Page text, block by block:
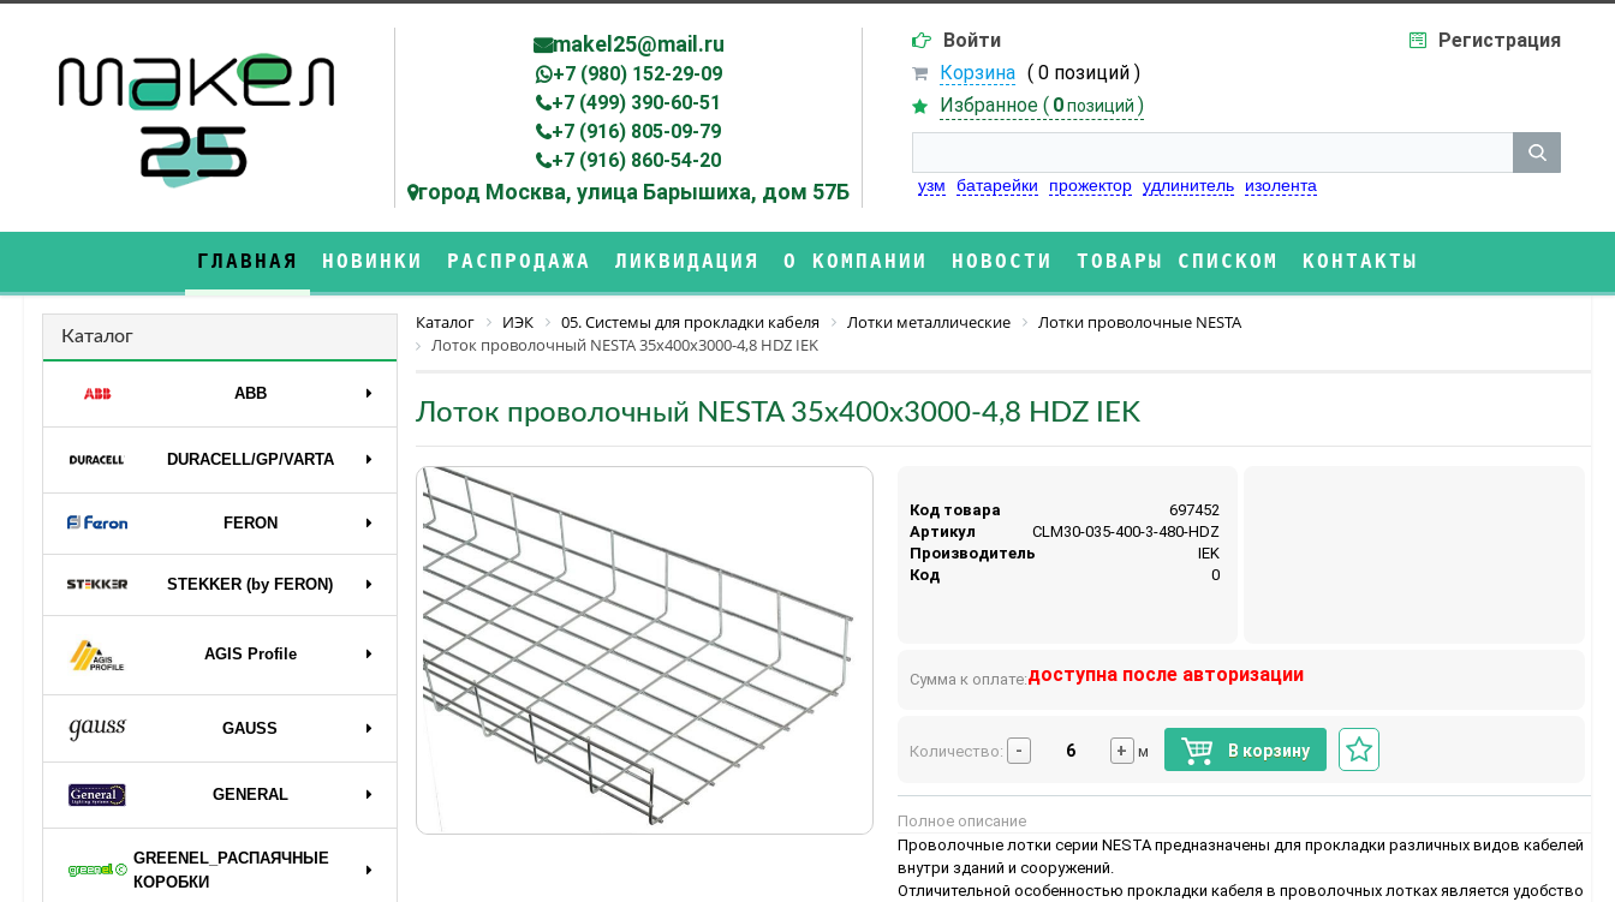
makel25@mail.ru
+7 (980) 152-29-09
+7 (499) 390-60-51
+7 (916) 805-09-79
+7 (916) 860-54-20
город Москва, улица Барышиха, дом 57Б
Войти
Регистрация
Корзина ( 0 позиций )
Избранное ( 0 позиций )
узм батарейки прожектор удлинитель изолента
ГЛАВНАЯ НОВИНКИ РАСПРОДАЖА ЛИКВИДАЦИЯ О КОМПАНИИ НОВОСТИ ТОВАРЫ СПИСКОМ КОНТАКТЫ
Каталог
ABB
DURAСELL/GP/VARTA
FERON
STEKKER (by FERON)
AGIS Profile
GAUSS
GENERAL
GREENEL_РАСПАЯЧНЫЕ
КОРОБКИ
Каталог ИЭК 05. Системы для прокладки кабеля Лотки металлические
Лотки проволочные NESTA
Лоток проволочный NESTA 35х400х3000-4,8 HDZ IEK
Лоток проволочный NESTA 35х400х3000-4,8 HDZ IEK
Код товара
697452
Артикул
CLM30-035-400-3-480-HDZ
Производитель
IEK
Код
0
Сумма к оплате:доступна после авторизации
Количество: - + м В корзину
Полное описание
Проволочные лотки серии NESTA предназначены для прокладки различных видов кабелей
внутри зданий и сооружений.
Отличительной особенностью прокладки кабеля в проволочных лотках является удобство